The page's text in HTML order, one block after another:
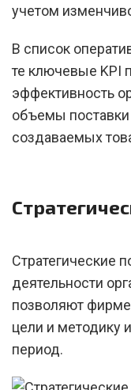
учетом
В список
те ключевые KPI
эффективность
объемы поставки
создаваемых
Стратегические
деятельности
позволяют
цели и методику
период.